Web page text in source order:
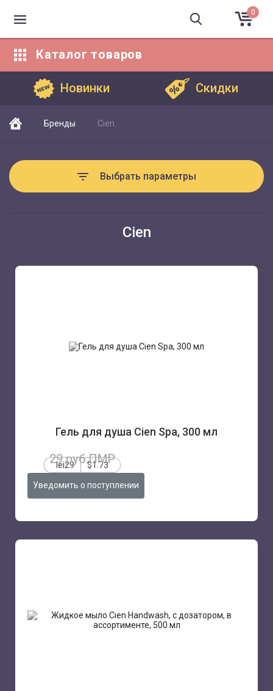
0
Каталог товаров
Новинки Скидки
Бренды Cien
Выбрать параметры
Cien
Гель для душа Cien Spa, 300 мл
29 руб.ПМР
lei29 $1.73
Уведомить о поступлении